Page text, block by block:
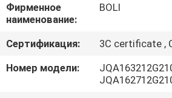
ЭКСКУРСИЯ
ПО
ЗАВОДУ
Фирменное
наименование:
BOLI
Сертификация:
3C certificate ,
Номер модели: